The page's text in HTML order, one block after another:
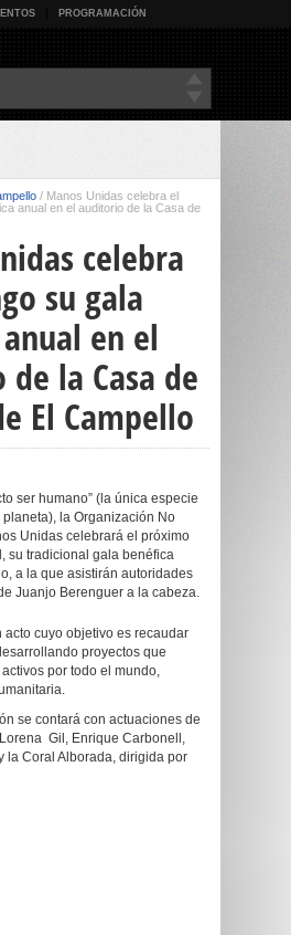
PROGRAMACIÓN
/ Manos Unidas celebra el
anual en el auditorio de la Casa de
celebra
su gala
en el
la Casa de
El Campello
ser humano” (la única especie
la Organización No
Unidas celebrará el próximo
su tradicional gala benéfica
a la que asistirán autoridades
Juanjo Berenguer a la cabeza.
cuyo objetivo es recaudar
proyectos que
por todo el mundo,
contará con actuaciones de
Gil, Enrique Carbonell,
la Coral Alborada, dirigida por